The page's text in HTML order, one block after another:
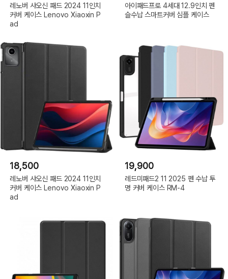
레노버 샤오신 패드 2024 11인치
커버 케이스 Lenovo Xiaoxin P
ad
아이패드프로 4세대 12.9인치 펜
슬수납 스마트커버 심플 케이스
18,500
레노버 샤오신 패드 2024 11인치
커버 케이스 Lenovo Xiaoxin P
ad
19,900
레드미패드2 11 2025 펜 수납 투
명 커버 케이스 RM-4